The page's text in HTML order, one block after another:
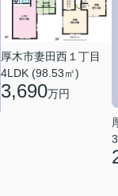
厚木市妻田西１丁目
4LDK (98.53㎡)
3,690万円